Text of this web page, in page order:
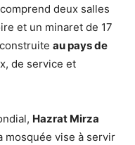
deux salles
et un minaret de 17
au pays de
de service et
Hazrat Mirza
mosquée vise à servir